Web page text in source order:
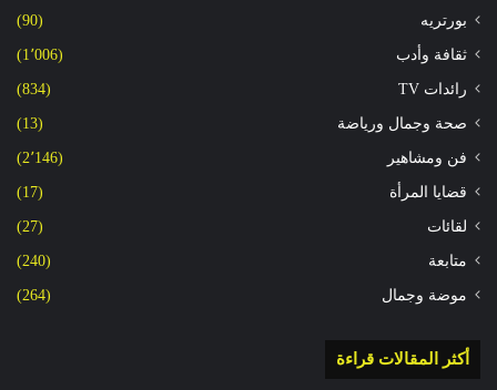
بورتريه (90)
ثقافة وأدب (1٬006)
رائدات TV (834)
صحة وجمال ورياضة (13)
فن ومشاهير (2٬146)
قضايا المرأة (17)
لقائات (27)
متابعة (240)
موضة وجمال (264)
أكثر المقالات قراءة